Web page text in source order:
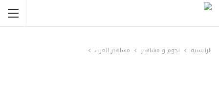
الرئيسية نجوم و مشاهير مشاهير العرب